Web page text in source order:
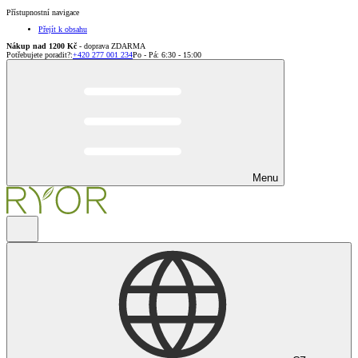
Přístupnostní navigace
Přejít k obsahu
Nákup nad 1200 Kč - doprava ZDARMA
Potřebujete poradit?:+420 277 001 234Po - Pá: 6:30 - 15:00
Menu